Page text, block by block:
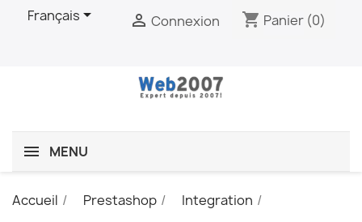
Français  Connexion shopping_cart Panier (0)
MENU
Accueil Prestashop
Integration